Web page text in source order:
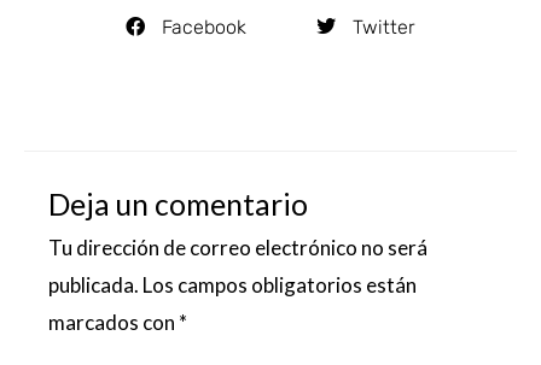
Facebook Twitter
Deja un comentario
Tu dirección de correo electrónico no será
publicada. Los campos obligatorios están
marcados con *